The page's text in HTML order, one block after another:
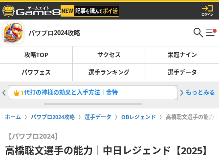
パワプロ2024攻略
攻略TOP サクセス 栄冠ナイン
パワフェス 選手ランキング 選手データ
1代打の神様の効果と入手方法｜金特 2パワフ
もっとみる
ホーム パワプロ2024攻略 選手データ OBレジェンド 高橋聡文選手の能力
【パワプロ2024】
高橋聡文選手の能力｜中日レジェンド【2025】